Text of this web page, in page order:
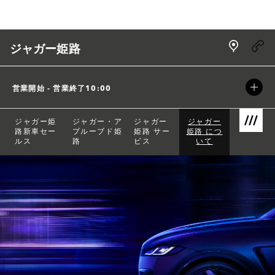
ジャガー姫路 Link
営業開始 - 営業終了10:00
ジャガー姫
路新車セー
ルス
ジャガー・ア
プルーブド姫
路
ジャガー
姫路 サー
ビス
ジャガー
姫路 につ
いて
Return to Nav